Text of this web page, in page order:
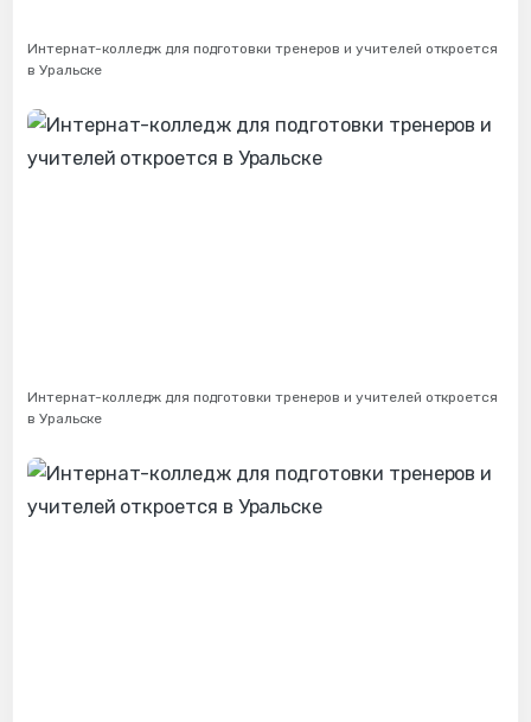
Интернат-колледж для подготовки тренеров и учителей откроется
в Уральске
Интернат-колледж для подготовки тренеров и учителей откроется
в Уральске